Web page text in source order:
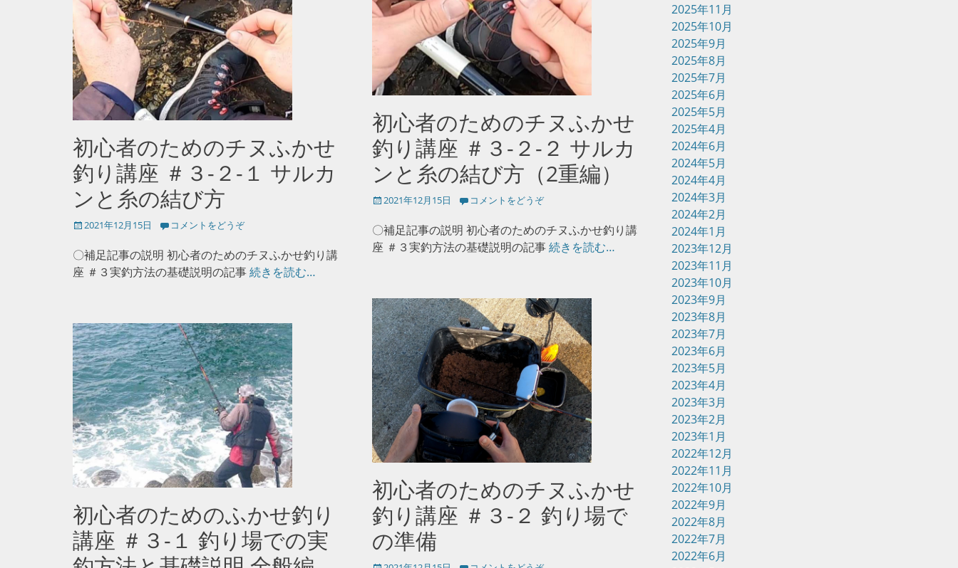
初心者のためのチヌふかせ
釣り講座 ＃３-２-２ サルカ
ンと糸の結び方（2重編）
投
日
2021年12月15日 コメントをどうぞ
〇補足記事の説明 初心者のためのチヌふかせ釣り講
座 ＃３実釣方法の基礎説明の記事続きを読む…
初心者のためのチヌふかせ
釣り講座 ＃３-２-１ サルカ
ンと糸の結び方
投
日
2021年12月15日 コメントをどうぞ
〇補足記事の説明 初心者のためのチヌふかせ釣り講
座 ＃３実釣方法の基礎説明の記事続きを読む…
初心者のためのチヌふかせ
釣り講座 ＃３-２ 釣り場で
の準備
初心者のためのふかせ釣り
講座 ＃３-１ 釣り場での実
2025年11月
2025年10月
2025年9月
2025年8月
2025年7月
2025年6月
2025年5月
2025年4月
2024年6月
2024年5月
2024年4月
2024年3月
2024年2月
2024年1月
2023年12月
2023年11月
2023年10月
2023年9月
2023年8月
2023年7月
2023年6月
2023年5月
2023年4月
2023年3月
2023年2月
2023年1月
2022年12月
2022年11月
2022年10月
2022年9月
2022年8月
2022年7月
2022年6月